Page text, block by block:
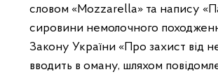
словом «Mozzarella» та напису
сировини немолочного
Закону України «Про захист від
вводить в оману, шляхом